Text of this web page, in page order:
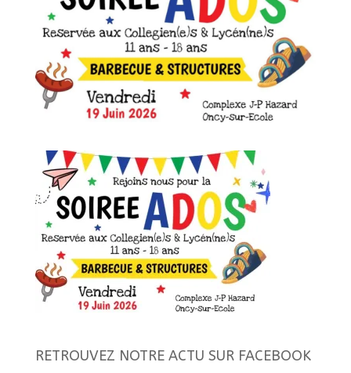
RETROUVEZ NOTRE ACTU SUR FACEBOOK